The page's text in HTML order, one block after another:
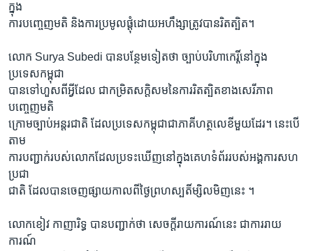
ក្នុង
ការបញ្ចេញមតិ និងការប្រមូលផ្តុំដោយអហឹង្សាត្រូវបានរិតត្បិត។
លោក Surya Subedi បានបន្ថែមទៀតថា ច្បាប់បរិហាកេរ្តិ៍នៅក្នុង
ប្រទេសកម្ពុជា
បានទៅហួសពីអ្វីដែល ជាកម្រិតសក្តិសមនៃការរិតត្បិតខាងសេរីភាព
បញ្ចេញមតិ
ក្រោមច្បាប់អន្តរជាតិ ដែលប្រទេសកម្ពុជាជាភាគីហត្ថលេខីមួយដែរ។ នេះបើ
តាម
ការបញ្ជាក់របស់លោកដែលប្រទះឃើញនៅក្នុងគេហទំព័ររបស់អង្គការសហ
ប្រជា
ជាតិ ដែលបានចេញផ្សាយកាលពីថ្ងៃព្រហស្បតិ៍ម្សិលមិញនេះ ។
លោកខៀវ កាញារិទ្ធ បានបញ្ជាក់ថា សេចក្តីរាយការណ៍នេះ ជាការរាយ
ការណ៍